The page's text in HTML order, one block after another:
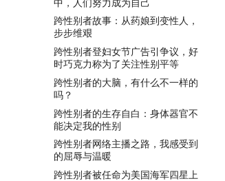
中，人们努力成为自己
跨性别者故事：从药娘到变性人，
步步维艰
跨性别者登妇女节广告引争议，好
时巧克力称为了关注性别平等
跨性别者的大脑，有什么不一样的
吗？
跨性别者的生存自白：身体器官不
能决定我的性别
跨性别者网络主播之路，我感受到
的屈辱与温暖
跨性别者被任命为美国海军四星上